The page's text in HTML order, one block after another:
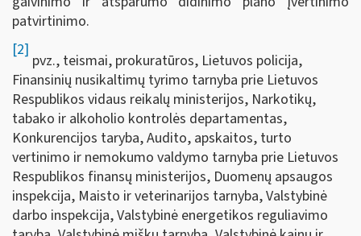
patvirtinimo.
[2]
pvz., teismai, prokuratūros, Lietuvos policija,
Finansinių nusikaltimų tyrimo tarnyba prie Lietuvos
Respublikos vidaus reikalų ministerijos, Narkotikų,
tabako ir alkoholio kontrolės departamentas,
Konkurencijos taryba, Audito, apskaitos, turto
vertinimo ir nemokumo valdymo tarnyba prie Lietuvos
Respublikos finansų ministerijos, Duomenų apsaugos
inspekcija, Maisto ir veterinarijos tarnyba, Valstybinė
darbo inspekcija, Valstybinė energetikos reguliavimo